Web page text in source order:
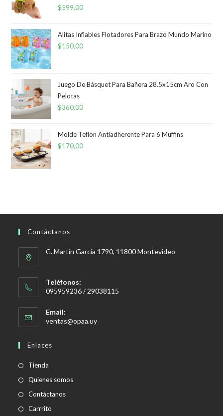
$599,00
Alitas Inflables Flotadores Para Brazo Mundo Marino
$150,00
Juego De Básquet Para Bañera 28.5x15cm Aro Con
Pelotas
$360,00
Molde Teflon Antiadherente Para 6 Muffins
$170,00
Contáctanos
C. Martín García 1790, 11800 Montevideo
Teléfonos:
095959236 / 29038115
Email:
ventas@opaa.uySe
Enlaces
Tienda
Quienes somos
Contáctanos
Carrrito